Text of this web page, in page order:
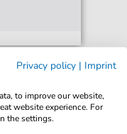
Privacy policy | Imprint
to improve our website,
website experience. For
the settings.